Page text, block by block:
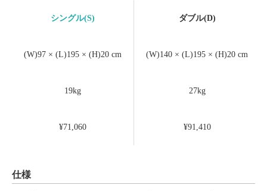
シングル(S) ダブル(D)
(W)97 × (L)195 × (H)20 cm (W)140 × (L)195 × (H)20 cm
19kg 27kg
¥71,060 ¥91,410
仕様